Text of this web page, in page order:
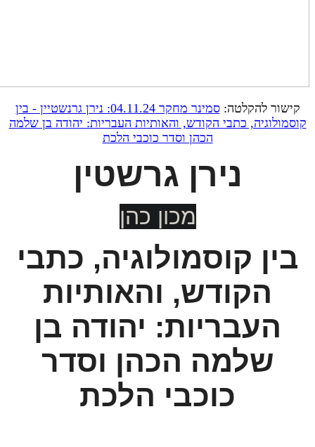
קישור להקלטה:
סמינר מחקר 04.11.24: נירן גרנשטיין - בין
קוסמולוגיה, כתבי הקודש, והאותיות העבריות: יהודה בן שלמה
הכהן וסדר כוכבי הלכת
נירן גרשטין
מכון כהן
בין קוסמולוגיה, כתבי
הקודש, והאותיות
העבריות: יהודה בן
שלמה הכהן וסדר
כוכבי הלכת